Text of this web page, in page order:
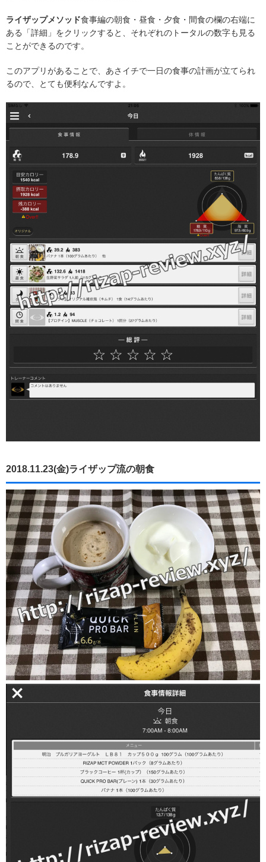
ライザップメソッド食事編の朝食・昼食・夕食・間食の欄の右端に
ある「詳細」をクリックすると、それぞれのトータルの数字も見る
ことができるのです。
このアプリがあることで、あさイチで一日の食事の計画が立てられ
るので、とても便利なんですよ。
2018.11.23(金)ライザップ流の朝食